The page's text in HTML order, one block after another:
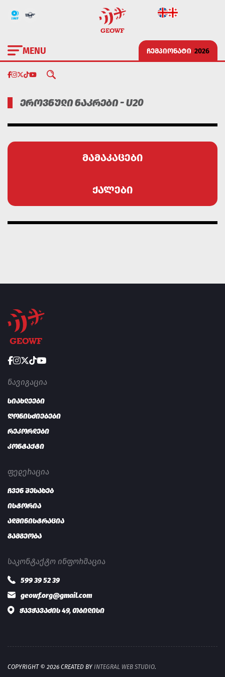
MENU ᲩᲔᲛᲞᲘᲝᲜᲐᲢᲘ 2026
ᲔᲠᲝᲕᲜᲣᲚᲘ ᲜᲐᲙᲠᲔᲑᲘ - U20
მამაკაცები
ქალები
ᲜᲐᲕᲘᲒᲐᲪᲘᲐ
სიახლეები
ღონისძიებები
რეკორდები
კონტაქტი
ᲤᲔᲓᲔᲠᲐᲪᲘᲐ
ჩვენ შესახებ
ისტორია
ადმინისტრაცია
გამგეობა
ᲡᲐᲙᲝᲜᲢᲐᲥᲢᲝ ᲘᲜᲤᲝᲠᲛᲐᲪᲘᲐ
599 39 52 39
geowf.org@gmail.com
ჭავჭავაძის 49, თბილისი
COPYRIGHT © 2026 CREATED BY INTEGRAL WEB STUDIO.